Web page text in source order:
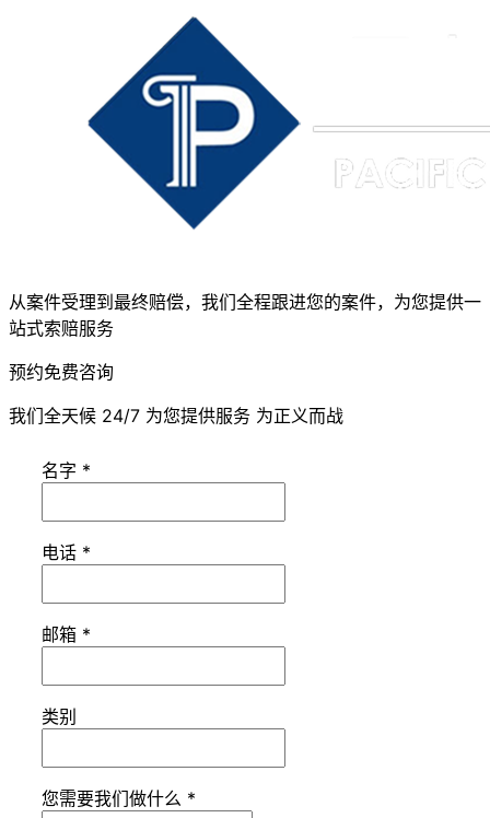
从案件受理到最终赔偿，我们全程跟进您的案件，为您提供一
站式索赔服务
预约免费咨询
我们全天候 24/7 为您提供服务 为正义而战
名字 *
电话 *
邮箱 *
类别
您需要我们做什么 *